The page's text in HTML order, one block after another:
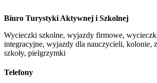
Biuro Turystyki Aktywnej i Szkolnej
Wycieczki szkolne, wyjazdy firmowe,
integracyjne, wyjazdy dla nauczycieli, kolonie,
szkoły, pielgrzymki
Telefony